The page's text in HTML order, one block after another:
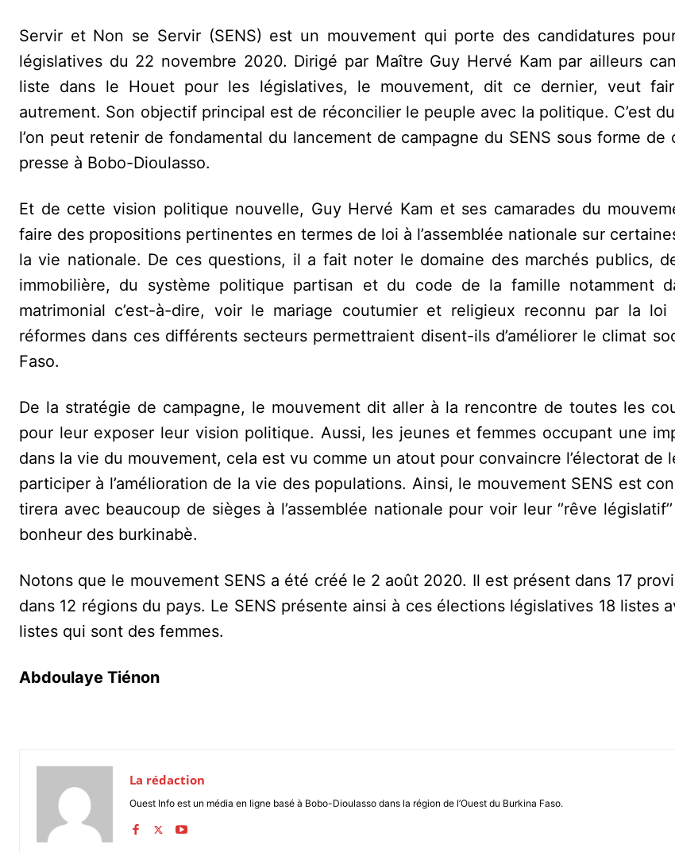
Servir et Non se Servir (SENS) est un mouvement qui porte des candidatures
législatives du 22 novembre 2020. Dirigé par Maître Guy Hervé Kam par ailleurs
liste dans le Houet pour les législatives, le mouvement, dit ce dernier, veut
autrement. Son objectif principal est de réconcilier le peuple avec la politique. C’est
l’on peut retenir de fondamental du lancement de campagne du SENS sous forme de
presse à Bobo-Dioulasso.
Et de cette vision politique nouvelle, Guy Hervé Kam et ses camarades du
faire des propositions pertinentes en termes de loi à l’assemblée nationale sur
la vie nationale. De ces questions, il a fait noter le domaine des marchés publics,
immobilière, du système politique partisan et du code de la famille notamment
matrimonial c’est-à-dire, voir le mariage coutumier et religieux reconnu par la loi
réformes dans ces différents secteurs permettraient disent-ils d’améliorer le climat
Faso.
De la stratégie de campagne, le mouvement dit aller à la rencontre de toutes les
pour leur exposer leur vision politique. Aussi, les jeunes et femmes occupant une
dans la vie du mouvement, cela est vu comme un atout pour convaincre l’électorat de
participer à l’amélioration de la vie des populations. Ainsi, le mouvement SENS est
tirera avec beaucoup de sièges à l’assemblée nationale pour voir leur ‘’rêve
bonheur des burkinabè.
Notons que le mouvement SENS a été créé le 2 août 2020. Il est présent dans 17
dans 12 régions du pays. Le SENS présente ainsi à ces élections législatives 18 listes
listes qui sont des femmes.
Abdoulaye Tiénon
La rédaction
Ouest Info est un média en ligne basé à Bobo-Dioulasso dans la région de l’Ouest du Burkina Faso.